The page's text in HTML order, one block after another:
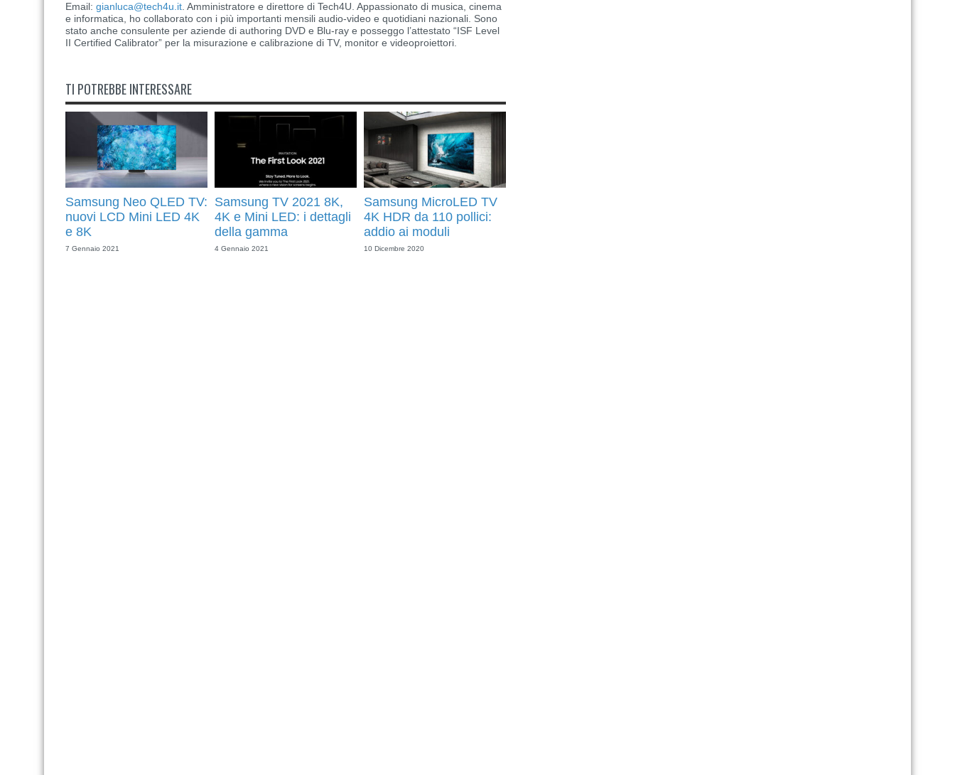
Email: gianluca@tech4u.it . Amministratore e direttore di Tech4U. Appassionato di musica, cinema
e informatica, ho collaborato con i più importanti mensili audio-video e quotidiani nazionali. Sono
stato anche consulente per aziende di authoring DVD e Blu-ray e posseggo l’attestato “ISF Level
II Certified Calibrator” per la misurazione e calibrazione di TV, monitor e videoproiettori.
TI POTREBBE INTERESSARE
Samsung Neo QLED TV:
nuovi LCD Mini LED 4K
e 8K
7 Gennaio 2021
Samsung TV 2021 8K,
4K e Mini LED: i dettagli
della gamma
4 Gennaio 2021
Samsung MicroLED TV
4K HDR da 110 pollici:
addio ai moduli
10 Dicembre 2020